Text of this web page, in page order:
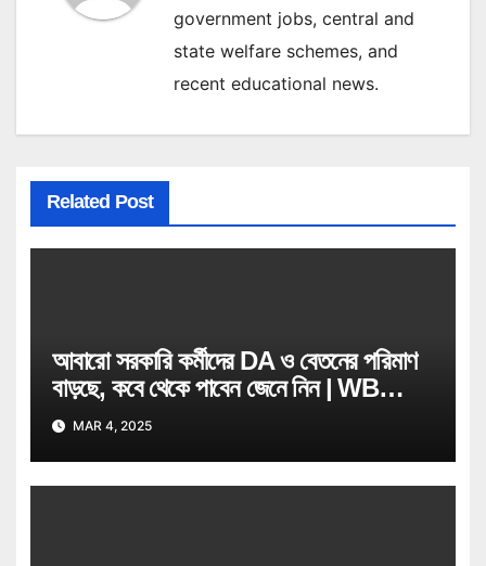
government jobs, central and
state welfare schemes, and
recent educational news.
Related Post
আবারো সরকারি কর্মীদের DA ও বেতনের পরিমাণ
বাড়ছে, কবে থেকে পাবেন জেনে নিন | WB
Govt Job Employee
MAR 4, 2025